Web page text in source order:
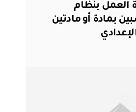
العمل بنظام
بمادة أو مادتين